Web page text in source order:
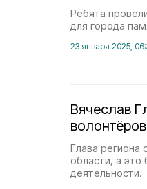
Ребята
для города
23 января 2025,
Вячеслав
Глава
области, а
деятельности.